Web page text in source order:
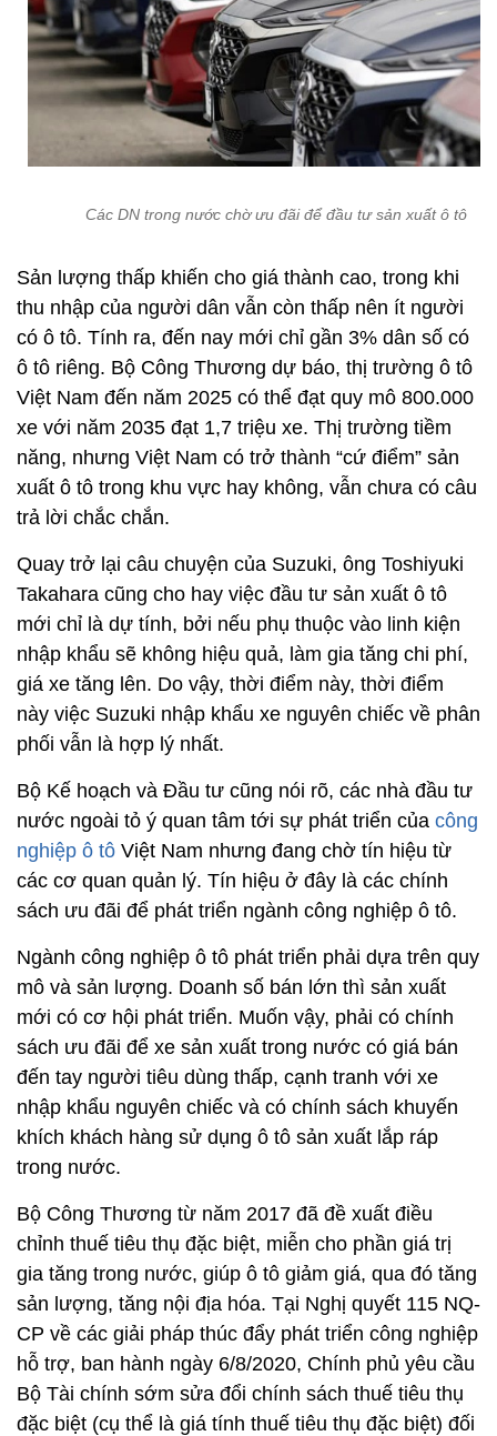
Các DN trong nước chờ ưu đãi để đầu tư sản xuất ô tô
Sản lượng thấp khiến cho giá thành cao, trong khi
thu nhập của người dân vẫn còn thấp nên ít người
có ô tô. Tính ra, đến nay mới chỉ gần 3% dân số có
ô tô riêng. Bộ Công Thương dự báo, thị trường ô tô
Việt Nam đến năm 2025 có thể đạt quy mô 800.000
xe với năm 2035 đạt 1,7 triệu xe. Thị trường tiềm
năng, nhưng Việt Nam có trở thành “cứ điểm” sản
xuất ô tô trong khu vực hay không, vẫn chưa có câu
trả lời chắc chắn.
Quay trở lại câu chuyện của Suzuki, ông Toshiyuki
Takahara cũng cho hay việc đầu tư sản xuất ô tô
mới chỉ là dự tính, bởi nếu phụ thuộc vào linh kiện
nhập khẩu sẽ không hiệu quả, làm gia tăng chi phí,
giá xe tăng lên. Do vậy, thời điểm này, thời điểm
này việc Suzuki nhập khẩu xe nguyên chiếc về phân
phối vẫn là hợp lý nhất.
Bộ Kế hoạch và Đầu tư cũng nói rõ, các nhà đầu tư
nước ngoài tỏ ý quan tâm tới sự phát triển của công
nghiệp ô tô Việt Nam nhưng đang chờ tín hiệu từ
các cơ quan quản lý. Tín hiệu ở đây là các chính
sách ưu đãi để phát triển ngành công nghiệp ô tô.
Ngành công nghiệp ô tô phát triển phải dựa trên quy
mô và sản lượng. Doanh số bán lớn thì sản xuất
mới có cơ hội phát triển. Muốn vậy, phải có chính
sách ưu đãi để xe sản xuất trong nước có giá bán
đến tay người tiêu dùng thấp, cạnh tranh với xe
nhập khẩu nguyên chiếc và có chính sách khuyến
khích khách hàng sử dụng ô tô sản xuất lắp ráp
trong nước.
Bộ Công Thương từ năm 2017 đã đề xuất điều
chỉnh thuế tiêu thụ đặc biệt, miễn cho phần giá trị
gia tăng trong nước, giúp ô tô giảm giá, qua đó tăng
sản lượng, tăng nội địa hóa. Tại Nghị quyết 115 NQ-
CP về các giải pháp thúc đẩy phát triển công nghiệp
hỗ trợ, ban hành ngày 6/8/2020, Chính phủ yêu cầu
Bộ Tài chính sớm sửa đổi chính sách thuế tiêu thụ
đặc biệt (cụ thể là giá tính thuế tiêu thụ đặc biệt) đối